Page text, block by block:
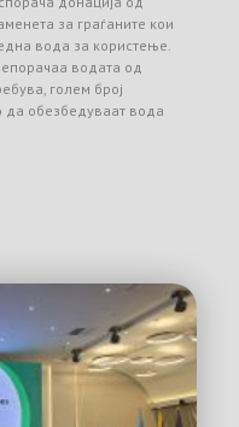
за граѓаните кои
вода за користење.
водата од
голем број
да обезбедуваат вода